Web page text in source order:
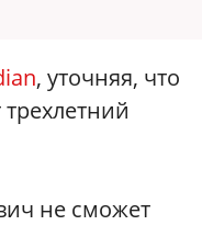
, уточняя, что
не сможет